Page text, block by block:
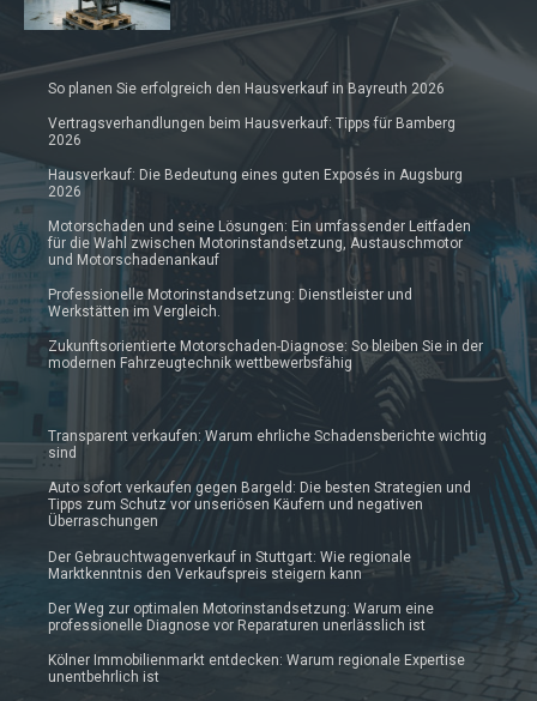
So planen Sie erfolgreich den Hausverkauf in Bayreuth 2026
Vertragsverhandlungen beim Hausverkauf: Tipps für Bamberg
2026
Hausverkauf: Die Bedeutung eines guten Exposés in Augsburg
2026
Motorschaden und seine Lösungen: Ein umfassender Leitfaden
für die Wahl zwischen Motorinstandsetzung, Austauschmotor
und Motorschadenankauf
Professionelle Motorinstandsetzung: Dienstleister und
Werkstätten im Vergleich.
Zukunftsorientierte Motorschaden-Diagnose: So bleiben Sie in der
modernen Fahrzeugtechnik wettbewerbsfähig
Transparent verkaufen: Warum ehrliche Schadensberichte wichtig
sind
Auto sofort verkaufen gegen Bargeld: Die besten Strategien und
Tipps zum Schutz vor unseriösen Käufern und negativen
Überraschungen
Der Gebrauchtwagenverkauf in Stuttgart: Wie regionale
Marktkenntnis den Verkaufspreis steigern kann
Der Weg zur optimalen Motorinstandsetzung: Warum eine
professionelle Diagnose vor Reparaturen unerlässlich ist
Kölner Immobilienmarkt entdecken: Warum regionale Expertise
unentbehrlich ist